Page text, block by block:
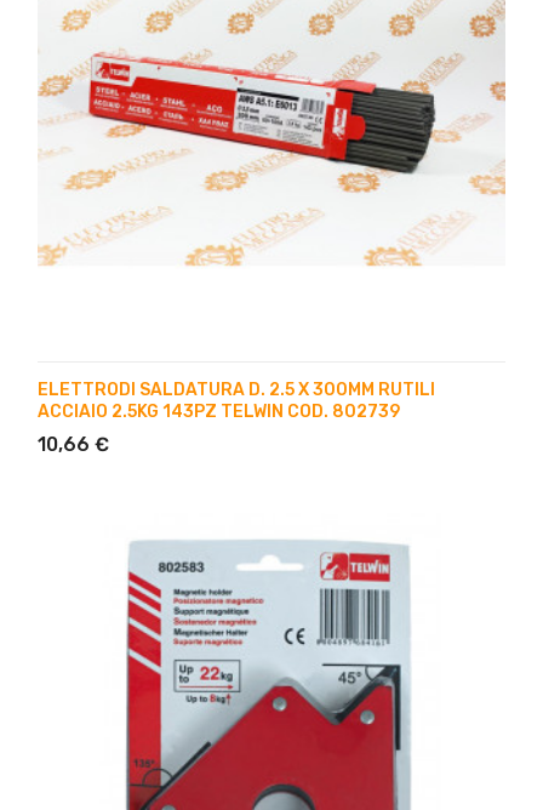
ELETTRODI SALDATURA D. 2.5 X 300MM RUTILI
ACCIAIO 2.5KG 143PZ TELWIN COD. 802739
10,66 €